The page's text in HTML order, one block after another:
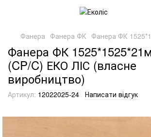
Фанера Фанера ФК Фанера ФК
Фанера ФК
(CP/C) ЕКО ЛІС (власне
виробництво)
Артикул: 12022025-24 Написати відгук